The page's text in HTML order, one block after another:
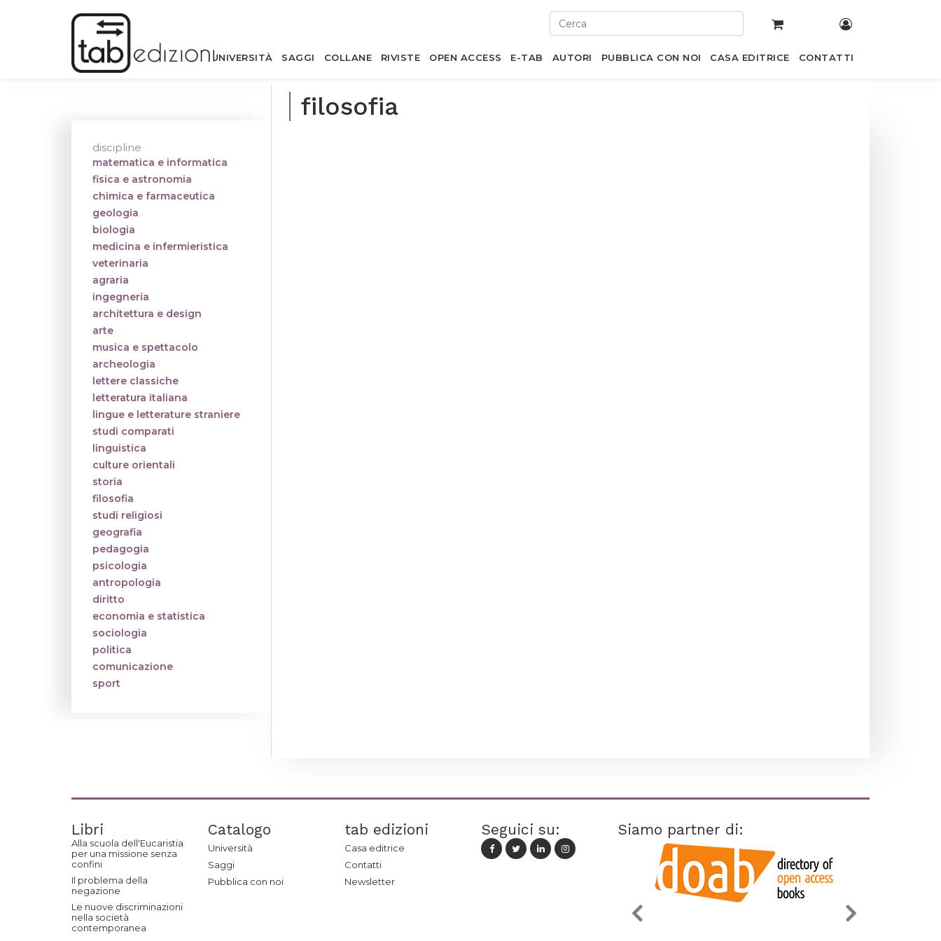
UNIVERSITÀ SAGGI COLLANE RIVISTE OPEN ACCESS E-TAB AUTORI PUBBLICA CON NOI CASA EDITRICE CONTATTI
filosofia
discipline
matematica e informatica
fisica e astronomia
chimica e farmaceutica
geologia
biologia
medicina e infermieristica
veterinaria
agraria
ingegneria
architettura e design
arte
musica e spettacolo
archeologia
lettere classiche
letteratura italiana
lingue e letterature straniere
studi comparati
linguistica
culture orientali
storia
filosofia
studi religiosi
geografia
pedagogia
psicologia
antropologia
diritto
economia e statistica
sociologia
politica
comunicazione
sport
Libri
Alla scuola dell'Eucaristia
per una missione senza
confini
Il problema della
negazione
Le nuove discriminazioni
nella società
contemporanea
Catalogo
Università
Saggi
Pubblica con noi
tab edizioni
Casa editrice
Contatti
Newsletter
Seguici su: Siamo partner di: